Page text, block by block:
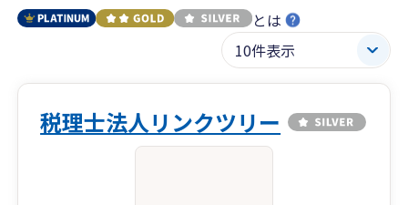
とは
税理士法人リンクツリー